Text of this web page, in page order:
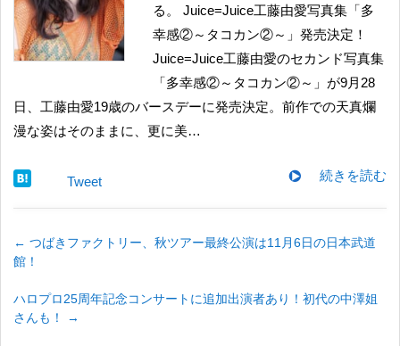
る。 Juice=Juice工藤由愛写真集「多
幸感②～タコカン②～」発売決定！
Juice=Juice工藤由愛のセカンド写真集
「多幸感②～タコカン②～」が9月28
日、工藤由愛19歳のバースデーに発売決定。前作での天真爛
漫な姿はそのままに、更に美…
続きを読む
Tweet
← つばきファクトリー、秋ツアー最終公演は11月6日の日本武道
館！
ハロプロ25周年記念コンサートに追加出演者あり！初代の中澤姐
さんも！
→